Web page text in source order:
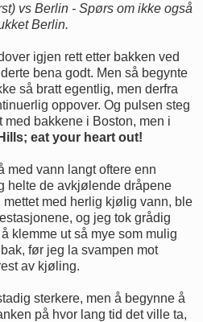
vs Berlin - Spørs om ikke også
Berlin.
igjen rett etter bakken ved
bena godt. Men så begynte
så bratt egentlig, men derfra
oppover. Og pulsen steg
med bakkene i Boston, men i
eat your heart out!
med vann langt oftere enn
helte de avkjølende dråpene
med herlig kjølig vann, ble
og jeg tok grådig
klemme ut så mye som mulig
før jeg la svampen mot
av kjøling.
sterkere, men å begynne å
på hvor lang tid det ville ta,